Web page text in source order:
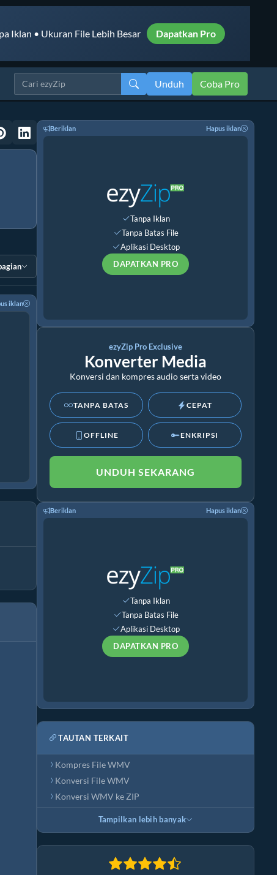
Iklan • Ukuran File Lebih Besar Dapatkan Pro
Unduh Coba Pro
iklan
Beriklan Hapus iklan
Tanpa Iklan
Tanpa Batas File
Aplikasi Desktop
DAPATKAN PRO
ezyZip Pro Exclusive
Konverter Media
Konversi dan kompres audio serta video
TANPA BATAS CEPAT
OFFLINE ENKRIPSI
UNDUH SEKARANG
Beriklan Hapus iklan
Tanpa Iklan
Tanpa Batas File
Aplikasi Desktop
DAPATKAN PRO
TAUTAN TERKAIT
Kompres File WMV
Konversi File WMV
Konversi WMV ke ZIP
Tampilkan lebih banyak